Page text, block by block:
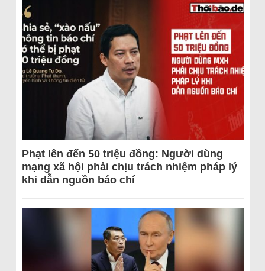
Phạt lên đến 50 triệu đồng: Người dùng
mạng xã hội phải chịu trách nhiệm pháp lý
khi dẫn nguồn báo chí